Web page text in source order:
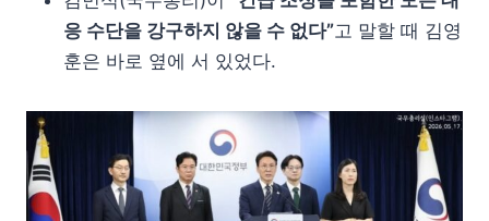
응 수단을 강구하지 않을 수 없다”고 말할 때 김영
훈은 바로 옆에 서 있었다.